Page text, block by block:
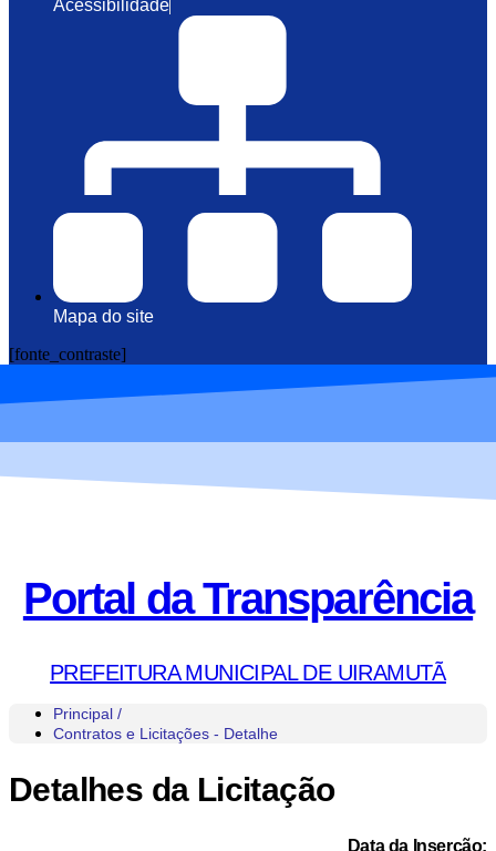
Acessibilidade
Mapa do site
[fonte_contraste]
Portal da Transparência
PREFEITURA MUNICIPAL DE UIRAMUTÃ
Principal /
Contratos e Licitações - Detalhe
Detalhes da Licitação
Data da Inserção: